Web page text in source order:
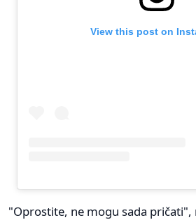
View this post on
"Oprostite, ne mogu sada pričati",